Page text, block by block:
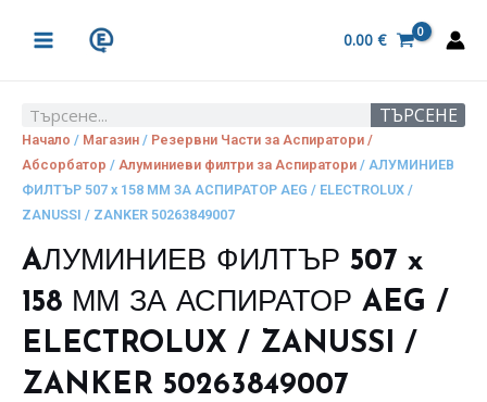
MENU
0.00 €
Search ТЪРСЕНЕ
Начало / Магазин / Резервни Части за Аспиратори /
Абсорбатор / Алуминиеви филтри за Аспиратори / AЛУМИНИЕВ
ФИЛТЪР 507 x 158 ММ ЗА АСПИРАТОР AEG / ELECTROLUX /
ZANUSSI / ZANKER 50263849007
AЛУМИНИЕВ ФИЛТЪР 507 x
158 ММ ЗА АСПИРАТОР AEG /
ELECTROLUX / ZANUSSI /
ZANKER 50263849007